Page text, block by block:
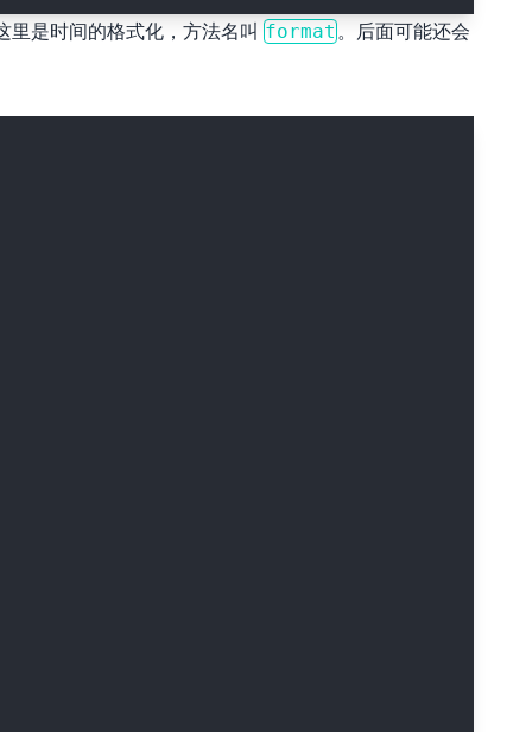
里是时间的格式化，方法名叫 format。后面可能还会